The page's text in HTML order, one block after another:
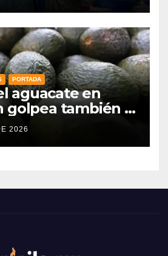
PORTADA
aguacate en
golpea también a
de Guanajuato
2026